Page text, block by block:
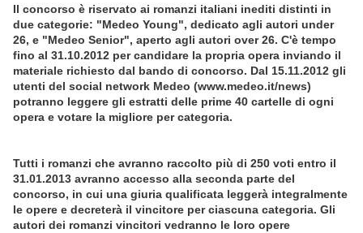
Il concorso è riservato ai romanzi italiani inediti distinti in
due categorie: "Medeo Young", dedicato agli autori under
26, e "Medeo Senior", aperto agli autori over 26. C'è tempo
fino al 31.10.2012 per candidare la propria opera inviando il
materiale richiesto dal bando di concorso. Dal 15.11.2012 gli
utenti del social network Medeo (www.medeo.it/news)
potranno leggere gli estratti delle prime 40 cartelle di ogni
opera e votare la migliore per categoria.
Tutti i romanzi che avranno raccolto più di 250 voti entro il
31.01.2013 avranno accesso alla seconda parte del
concorso, in cui una giuria qualificata leggerà integralmente
le opere e decreterà il vincitore per ciascuna categoria. Gli
autori dei romanzi vincitori vedranno le loro opere